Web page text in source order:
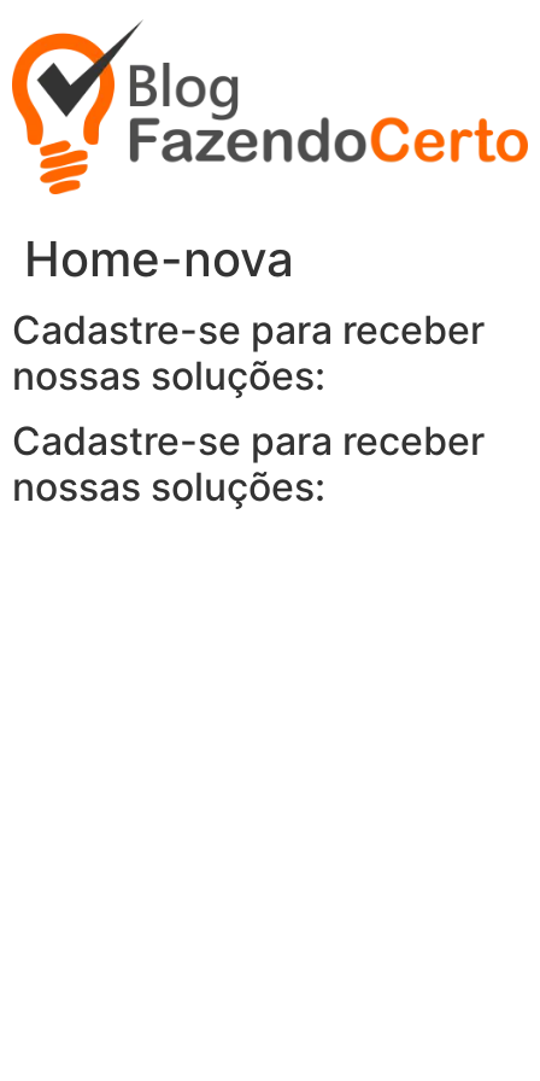
para
conteúdo
Home-nova
Cadastre-se para receber
nossas soluções:
Cadastre-se para receber
nossas soluções: